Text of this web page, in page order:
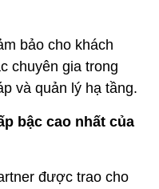
bảo cho khách
chuyên gia trong
và quản lý hạ tầng.
bậc cao nhất của
được trao cho